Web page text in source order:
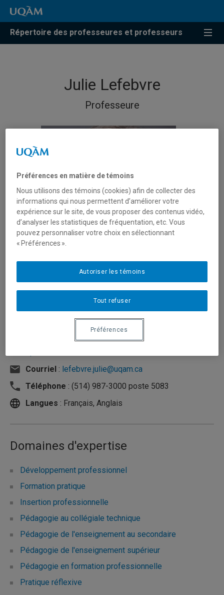
Répertoire des professeures et professeurs
Julie Lefebvre
Professeure
Département d'éducation et formation
Courriel : lefebvre.julie@uqam.ca
Téléphone : (514) 987-3000 poste 5083
Langues : Français, Anglais
Domaines d'expertise
Développement professionnel
Formation pratique
Insertion professionnelle
Pédagogie au collégiale technique
Pédagogie de l'enseignement au secondaire
Pédagogie de l'enseignement supérieur
Pédagogie en formation professionnelle
Pratique réflexive
Préférences en matière de témoins
Nous utilisons des témoins (cookies) afin de collecter des
informations qui nous permettent d’améliorer votre
expérience sur le site, de vous proposer des contenus vidéo,
d’analyser les statistiques de fréquentation, etc. Vous
pouvez personnaliser votre choix en sélectionnant
« Préférences ».
Tout refuser
Autoriser les témoins
Préférences